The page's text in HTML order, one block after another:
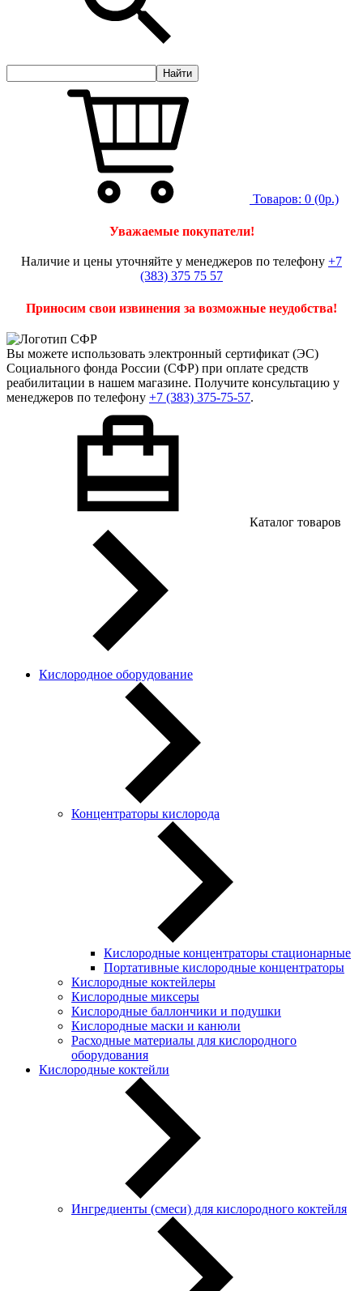
Товаров: 0 (0р.)
Уважаемые покупатели!
Наличие и цены уточняйте у менеджеров по телефону +7
(383) 375 75 57
Приносим свои извинения за возможные неудобства!
Вы можете использовать электронный сертификат (ЭС)
Социального фонда России (СФР) при оплате средств
реабилитации в нашем магазине. Получите консультацию у
менеджеров по телефону +7 (383) 375-75-57.
Каталог товаров
Кислородное оборудование
Концентраторы кислорода
Кислородные концентраторы стационарные
Портативные кислородные концентраторы
Кислородные коктейлеры
Кислородные миксеры
Кислородные баллончики и подушки
Кислородные маски и канюли
Расходные материалы для кислородного
оборудования
Кислородные коктейли
Ингредиенты (смеси) для кислородного коктейля